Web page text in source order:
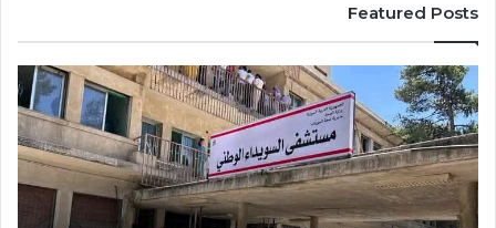
Featured Posts